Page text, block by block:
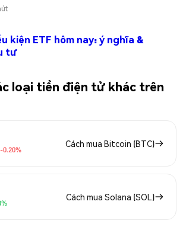
kiện ETF hôm nay: ý nghĩa &
tư
loại tiền điện tử khác trên
-0.20%
Cách mua Bitcoin (BTC)
Cách mua Solana (SOL)